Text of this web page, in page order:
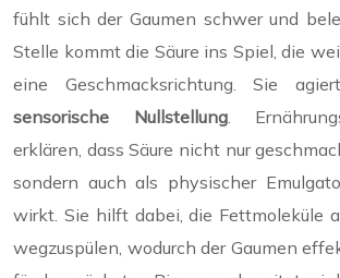
fühlt sich der Gaumen schwer und
Stelle kommt die Säure ins Spiel, die
eine Geschmacksrichtung. Sie
sensorische Nullstellung.
erklären, dass Säure nicht nur
sondern auch als physischer
wirkt. Sie hilft dabei, die Fettmoleküle
wegzuspülen, wodurch der Gaumen